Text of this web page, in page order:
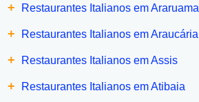
+ Restaurantes Italianos em Araruama
+ Restaurantes Italianos em Araucária
+ Restaurantes Italianos em Assis
+ Restaurantes Italianos em Atibaia